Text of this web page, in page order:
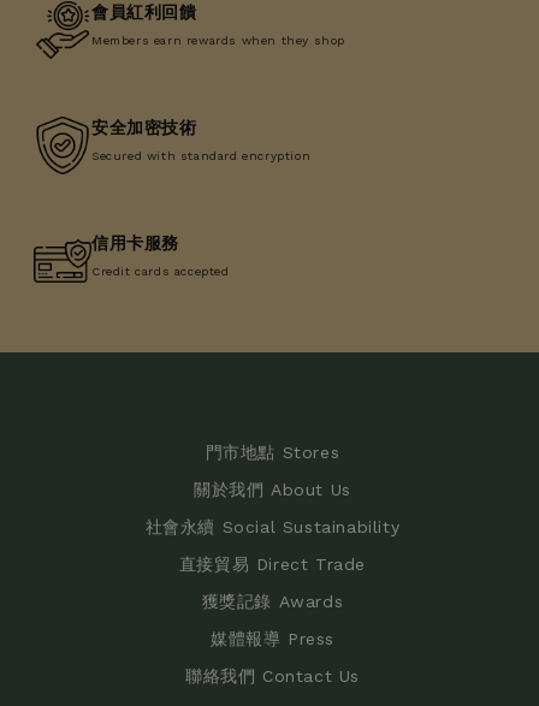
會員紅利回饋
Members earn rewards when they shop
安全加密技術
Secured with standard encryption
信用卡服務
Credit cards accepted
門市地點 Stores
關於我們 About Us
社會永續 Social Sustainability
直接貿易 Direct Trade
獲獎記錄 Awards
媒體報導 Press
聯絡我們 Contact Us